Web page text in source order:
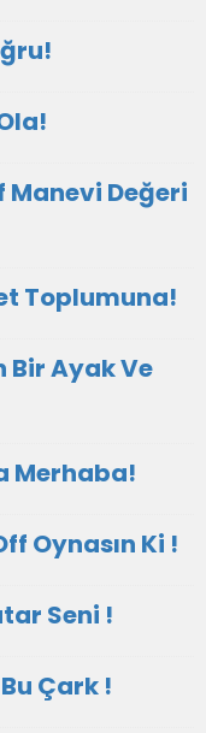
Manevi Değeri
Toplumuna!
Bir Ayak Ve
Merhaba!
Oynasın Ki !
Seni !
Çark !